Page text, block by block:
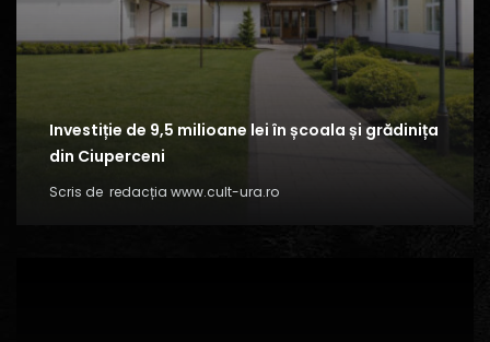
Investiție de 9,5 milioane lei în școala și grădinița
din Ciuperceni
Scris de redacția www.cult-ura.ro